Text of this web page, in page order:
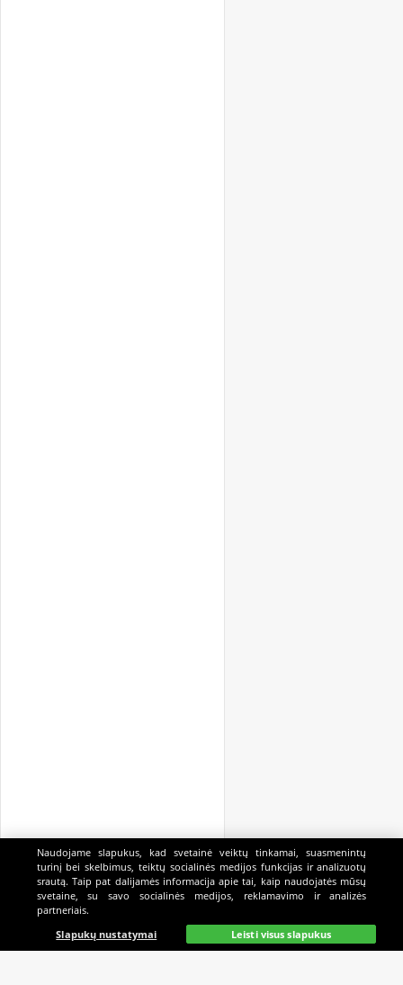
Pagrindinis Gyvai Paieška Mano Kazino
Naudojame slapukus, kad svetainė veiktų tinkamai, suasmenintų
turinį bei skelbimus, teiktų socialinės medijos funkcijas ir analizuotų
srautą. Taip pat dalijamės informacija apie tai, kaip naudojatės mūsų
svetaine, su savo socialinės medijos, reklamavimo ir analizės
partneriais.
Slapukų nustatymai
Leisti visus slapukus